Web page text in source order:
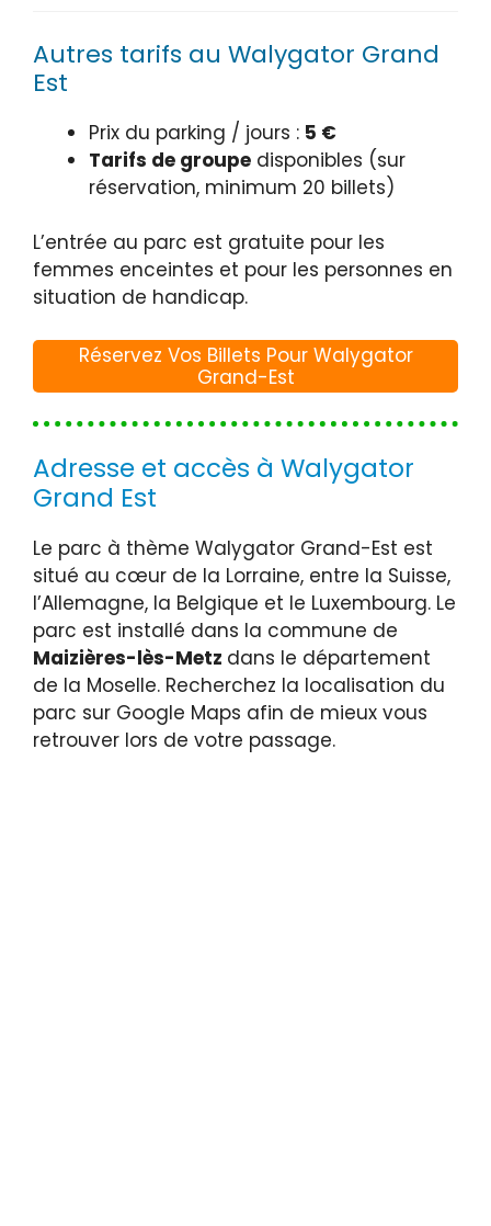
Autres tarifs au Walygator Grand
Est
Prix du parking / jours : 5 €
Tarifs de groupe disponibles (sur
réservation, minimum 20 billets)
L’entrée au parc est gratuite pour les
femmes enceintes et pour les personnes en
situation de handicap.
Réservez Vos Billets Pour Walygator
Grand-Est
Adresse et accès à Walygator
Grand Est
Le parc à thème Walygator Grand-Est est
situé au cœur de la Lorraine, entre la Suisse,
l’Allemagne, la Belgique et le Luxembourg. Le
parc est installé dans la commune de
Maizières-lès-Metz dans le département
de la Moselle. Recherchez la localisation du
parc sur Google Maps afin de mieux vous
retrouver lors de votre passage.